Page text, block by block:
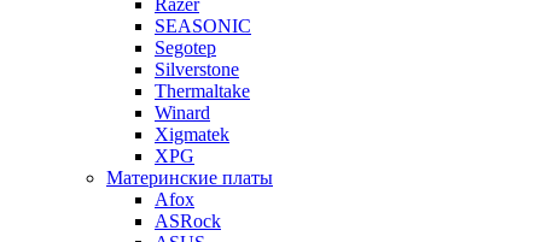
Razer
SEASONIC
Segotep
Silverstone
Thermaltake
Winard
Xigmatek
XPG
Материнские платы
Afox
ASRock